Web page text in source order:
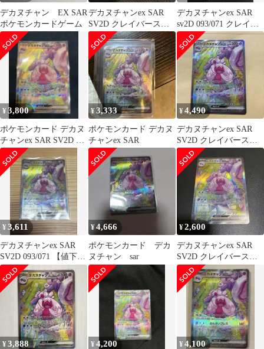
デカヌチャン EX SAR
ポケモンカードゲーム
デカヌチャンex SAR
SV2D クレイバースト
093/071
デカヌチャンex SAR
sv2D 093/071 クレイバ
ースト ポケカ
¥3,800
ポケモンカード デカヌ
チャンex SAR SV2D ク
レイバースト 093
¥3,333
ポケモンカード デカヌ
チャンex SAR
¥4,490
デカヌチャンex SAR
SV2D クレイバースト
093/071
¥3,611
デカヌチャンex SAR
SV2D 093/071 【値下げ
可】
¥4,666
ポケモンカード デカ
ヌチャン sar
¥2,600
デカヌチャンex SAR
SV2D クレイバースト
093/071
¥3,888 ¥4,200 ¥4,100